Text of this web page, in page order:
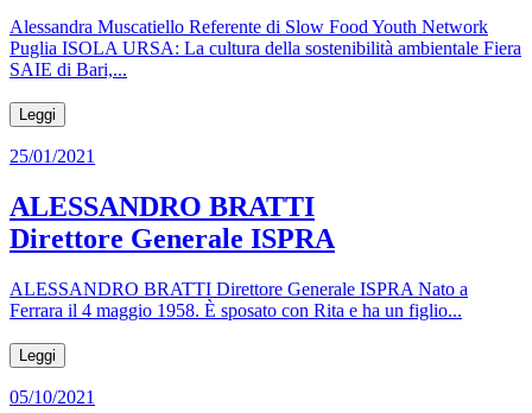
Alessandra Muscatiello Referente di Slow Food Youth Network
Puglia ISOLA URSA: La cultura della sostenibilità ambientale Fiera
SAIE di Bari,...
Leggi
25/01/2021
ALESSANDRO BRATTI
Direttore Generale ISPRA
ALESSANDRO BRATTI Direttore Generale ISPRA Nato a
Ferrara il 4 maggio 1958. È sposato con Rita e ha un figlio...
Leggi
05/10/2021